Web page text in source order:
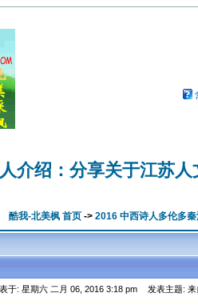
介绍：分享关于江苏
酷我-北美枫 首页 -> 2016 中西诗人多伦多
于: 星期六 二月 06, 2016 3:18 pm 发表主题: 来